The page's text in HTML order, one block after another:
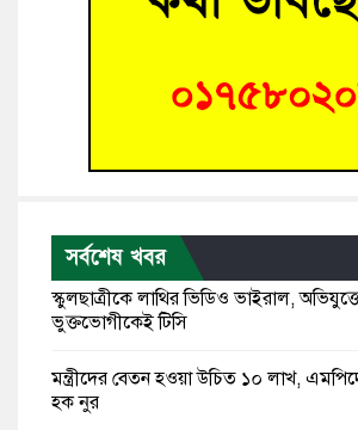
সর্বশেষ খবর
স্কুলছাত্রীকে লাথির ভিডিও ভাইরাল,
ভুক্তভোগীকেই টিসি
মন্ত্রীদের বেতন হওয়া উচিত ১০ লাখ,
হক নুর